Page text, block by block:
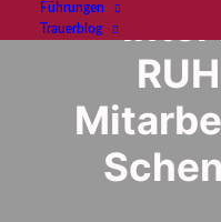
Führungen
Trauerblog